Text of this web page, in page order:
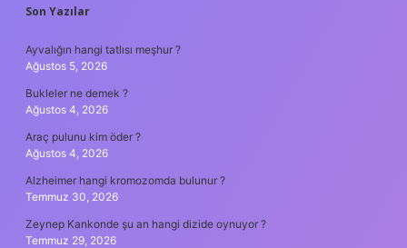
SIDEBAR
Son Yazılar
Ayvalığın hangi tatlısı meşhur ?
Ağustos 5, 2026
Bukleler ne demek ?
Ağustos 4, 2026
Araç pulunu kim öder ?
Ağustos 4, 2026
Alzheimer hangi kromozomda bulunur ?
Temmuz 30, 2026
Zeynep Kankonde şu an hangi dizide oynuyor ?
Temmuz 29, 2026